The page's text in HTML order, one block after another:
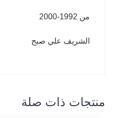
من 1992-2000
الشريف علي صبح
منتجات ذات صلة